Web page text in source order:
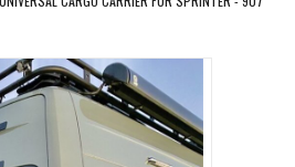
auszuwählen.
die
Eingabetaste,